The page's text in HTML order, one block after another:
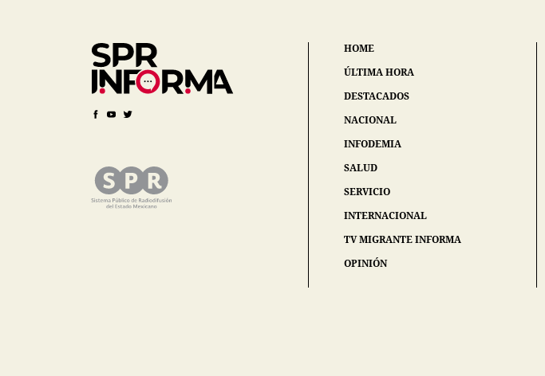
HOME
ÚLTIMA HORA
DESTACADOS
NACIONAL
INFODEMIA
SALUD
SERVICIO
INTERNACIONAL
TV MIGRANTE INFORMA
OPINIÓN